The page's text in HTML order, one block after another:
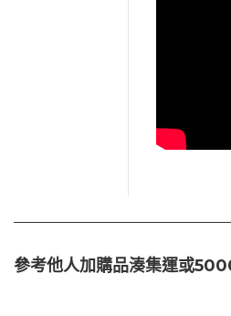
參考他人加購品湊集運或